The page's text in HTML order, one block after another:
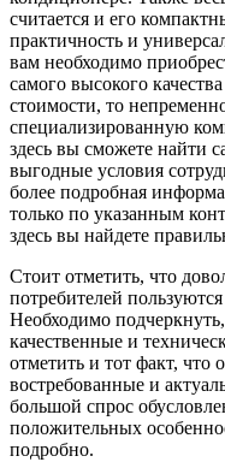
считается и его
практичность и
вам необходимо
самого высокого
стоимости, то
специализированную
здесь вы сможете найти
выгодные условия
более подробная
только по указанным
здесь вы найдете
Стоит отметить, что
потребителей
Необходимо
качественные и
отметить и тот факт, что
востребованные и
большой спрос
положительных
подробно.